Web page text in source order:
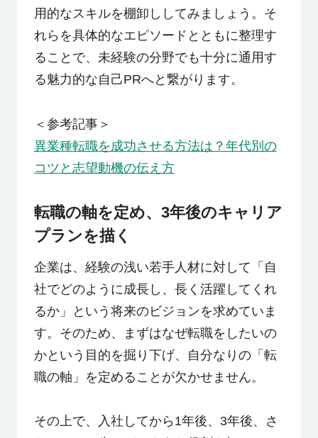
用的なスキルを棚卸ししてみましょう。そ
れらを具体的なエピソードとともに整理す
ることで、未経験の分野でも十分に通用す
る魅力的な自己PRへと繋がります。
＜参考記事＞
異業種転職を成功させる方法は？年代別の
コツと志望動機の伝え方
転職の軸を定め、3年後のキャリア
プランを描く
企業は、経験の浅い若手人材に対して「自
社でどのように成長し、長く活躍してくれ
るか」という将来のビジョンを求めていま
す。そのため、まずはなぜ転職をしたいの
かという目的を掘り下げ、自分なりの「転
職の軸」を定めることが欠かせません。
その上で、入社してから1年後、3年後、さ